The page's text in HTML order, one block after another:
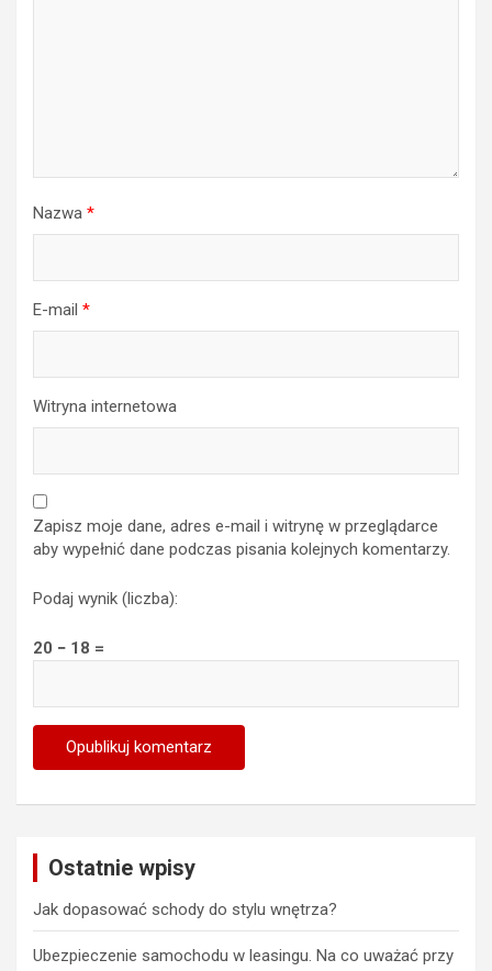
Nazwa *
E-mail *
Witryna internetowa
Zapisz moje dane, adres e-mail i witrynę w przeglądarce
aby wypełnić dane podczas pisania kolejnych komentarzy.
Podaj wynik (liczba):
20 − 18 =
Ostatnie wpisy
Jak dopasować schody do stylu wnętrza?
Ubezpieczenie samochodu w leasingu. Na co uważać przy